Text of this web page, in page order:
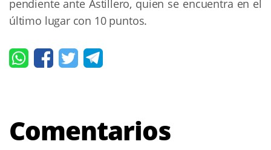
pendiente ante Astillero, quien se encuentra en el
último lugar con 10 puntos.
Comentarios